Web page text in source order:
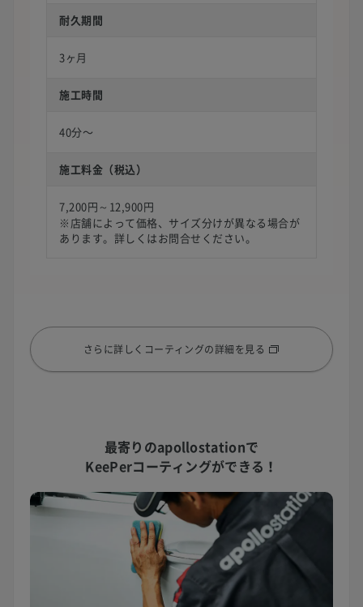
耐久期間
3ヶ月
施工時間
40分〜
施工料金（税込）
7,200円～12,900円
※店舗によって価格、サイズ分けが異なる場合が
あります。詳しくはお問合せください。
さらに詳しくコーティングの詳細を見る
最寄りのapollostationで
KeePerコーティングができる！